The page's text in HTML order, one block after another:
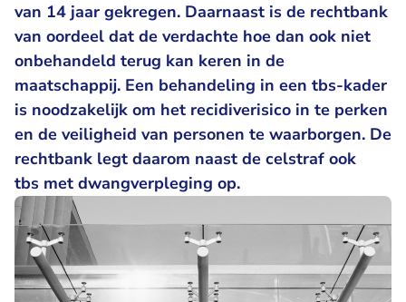
van 14 jaar gekregen. Daarnaast is de rechtbank
van oordeel dat de verdachte hoe dan ook niet
onbehandeld terug kan keren in de
maatschappij. Een behandeling in een tbs-kader
is noodzakelijk om het recidiverisico in te perken
en de veiligheid van personen te waarborgen. De
rechtbank legt daarom naast de celstraf ook
tbs met dwangverpleging op.